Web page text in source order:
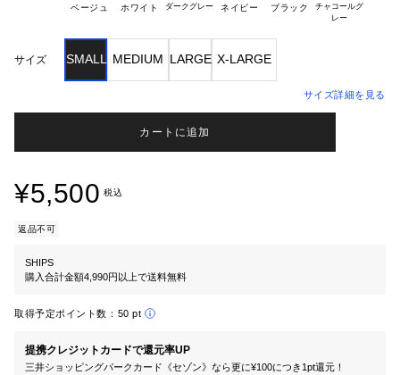
ベージュ ホワイト ダークグレー ネイビー ブラック
チャコールグ
サイズ SMALL MEDIUM LARGE X-LARGE
サイズ詳細を見る
カートに追加
¥5,500 税込
返品不可
SHIPS
購入合計金額4,990円以上で送料無料
取得予定ポイント数： 50 pt
提携クレジットカードで還元率UP
三井ショッピングパークカード《セゾン》なら更に¥100につき1pt還元！